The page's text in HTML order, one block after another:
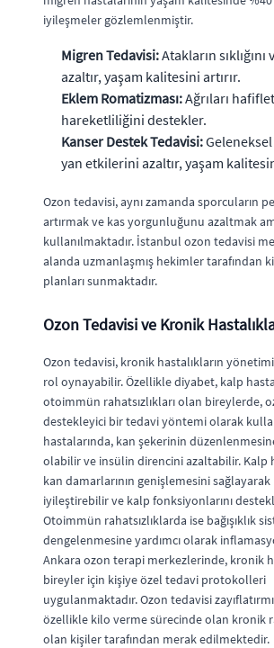
iyileşmeler gözlemlenmiştir.
Migren Tedavisi:Atakların
azaltır, yaşam kalitesini artırır.
Eklem Romatizması:Ağrıları
hareketliliğini destekler.
Kanser Destek Tedavisi:
yan etkilerini azaltır, yaşam
Ozon tedavisi, aynı zamanda sporcuların
artırmak ve kas yorgunluğunu azaltmak
kullanılmaktadır. İstanbul ozon tedavisi
alanda uzmanlaşmış hekimler tarafından
planları sunmaktadır.
Ozon Tedavisi ve Kronik
Ozon tedavisi, kronik hastalıkların
rol oynayabilir. Özellikle diyabet, kalp
otoimmün rahatsızlıkları olan bireylerde,
destekleyici bir tedavi yöntemi olarak
hastalarında, kan şekerinin
olabilir ve insülin direncini azaltabilir. Kalp
kan damarlarının genişlemesini sağlayarak
iyileştirebilir ve kalp fonksiyonlarını
Otoimmün rahatsızlıklarda ise bağışıklık
dengelenmesine yardımcı olarak
Ankara ozon terapi merkezlerinde, kronik
bireyler için kişiye özel tedavi protokolleri
uygulanmaktadır. Ozon tedavisi
özellikle kilo verme sürecinde olan kronik
olan kişiler tarafından merak edilmektedir.